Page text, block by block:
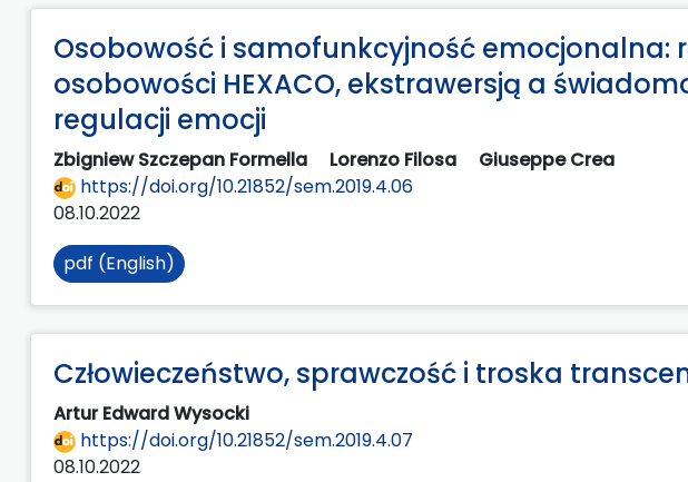
Osobowość i samofunkcyjność emocjonalna:
osobowości HEXACO, ekstrawersją a
regulacji emocji
Zbigniew Szczepan Formella Lorenzo Filosa Giuseppe Crea
https://doi.org/10.21852/sem.2019.4.06
08.10.2022
pdf (English)
Człowieczeństwo, sprawczość i troska
Artur Edward Wysocki
https://doi.org/10.21852/sem.2019.4.07
08.10.2022